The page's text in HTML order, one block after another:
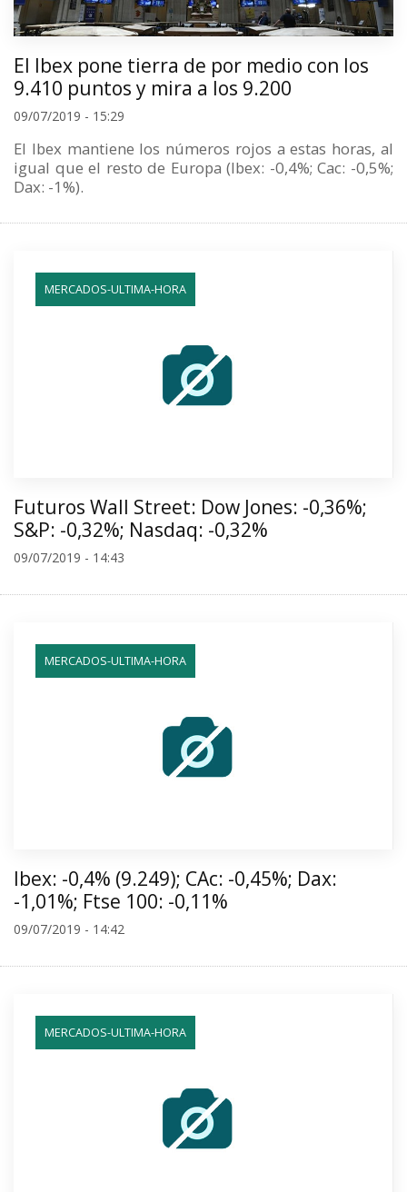
El Ibex pone tierra de por medio con los
9.410 puntos y mira a los 9.200
09/07/2019 - 15:29
El Ibex mantiene los números rojos a estas horas, al
igual que el resto de Europa (Ibex: -0,4%; Cac: -0,5%;
Dax: -1%).
MERCADOS-ULTIMA-HORA
Futuros Wall Street: Dow Jones: -0,36%;
S&P: -0,32%; Nasdaq: -0,32%
09/07/2019 - 14:43
MERCADOS-ULTIMA-HORA
Ibex: -0,4% (9.249); CAc: -0,45%; Dax:
-1,01%; Ftse 100: -0,11%
09/07/2019 - 14:42
MERCADOS-ULTIMA-HORA